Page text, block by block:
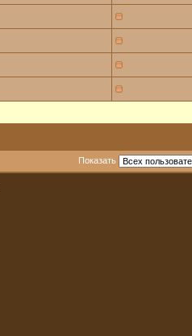
Показать